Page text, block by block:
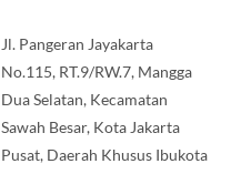
Jl. Pangeran Jayakarta
No.115, RT.9/RW.7, Mangga
Dua Selatan, Kecamatan
Sawah Besar, Kota Jakarta
Pusat, Daerah Khusus Ibukota